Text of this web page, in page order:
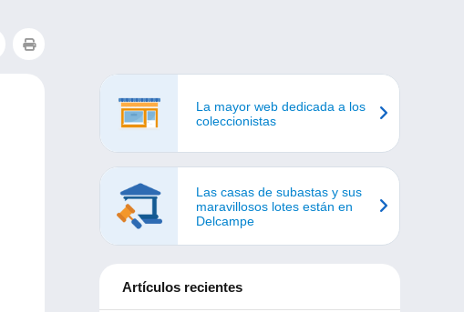
La mayor web dedicada a los
coleccionistas
Las casas de subastas y sus
maravillosos lotes están en
Delcampe
Artículos recientes